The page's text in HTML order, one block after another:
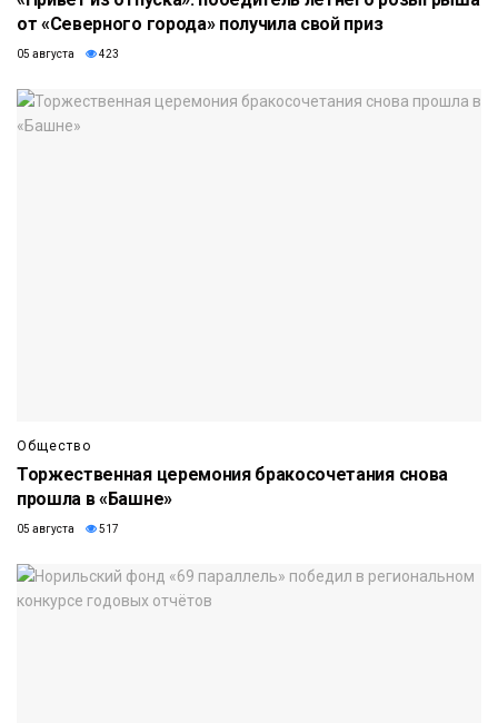
от «Северного города» получила свой приз
05 августа 423
Общество
Торжественная церемония бракосочетания снова
прошла в «Башне»
05 августа 517